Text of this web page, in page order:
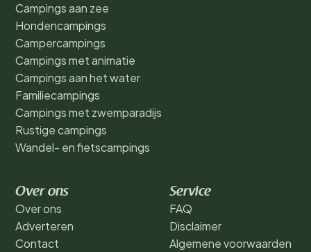
Campings aan zee
Hondencampings
Campercampings
Campings met animatie
Campings aan het water
Familiecampings
Campings met zwemparadijs
Rustige campings
Wandel- en fietscampings
Over ons
Over ons
Adverteren
Contact
Service
FAQ
Disclaimer
Algemene voorwaarden